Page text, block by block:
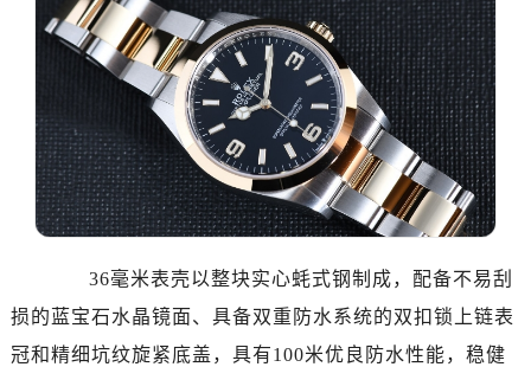
厦门市思明区湖滨东路95号华润大厦写字楼B座11层1104室（需提前预约）
福州市鼓楼区五四路128-1号恒力城写字楼15层03室（需提前预约）
成都市锦江区人民东路6号SAC东原中心写字楼24层2406B室（需提前预约）
重庆市江北区观音桥步行街2号融恒时代广场写字楼9层902室（需提前预约）
长沙市芙蓉区定王台街道建湘路393号世茂环球金融中心写字楼（芙蓉广场）10层13室（需提前预约）
郑州市二七区铭功路10号华润大厦写字楼29层2905室（需提前预约）
太原市迎泽区解放路15号亨得利名表服务中心（品牌授权店）3层整层（需提前预约）
沈阳市沈河区中街路137号亨得利名表服务中心（品牌授权店）1层整层（需提前预约）
沈阳市沈河区中街路83号亨得利名表服务中心（品牌授权店）1层整层（需提前预约）
乌鲁木齐市天山区红山路26号时代广场（CCMALL）C座17层17-B（需提前预约）
温州市鹿城区锦绣路1067号置信广场10层1015室（需提前预约）
36毫米表壳以整块实心蚝式钢制成，配备不易刮
损的蓝宝石水晶镜面、具备双重防水系统的双扣锁上链表
冠和精细坑纹旋紧底盖，具有100米优良防水性能，稳健